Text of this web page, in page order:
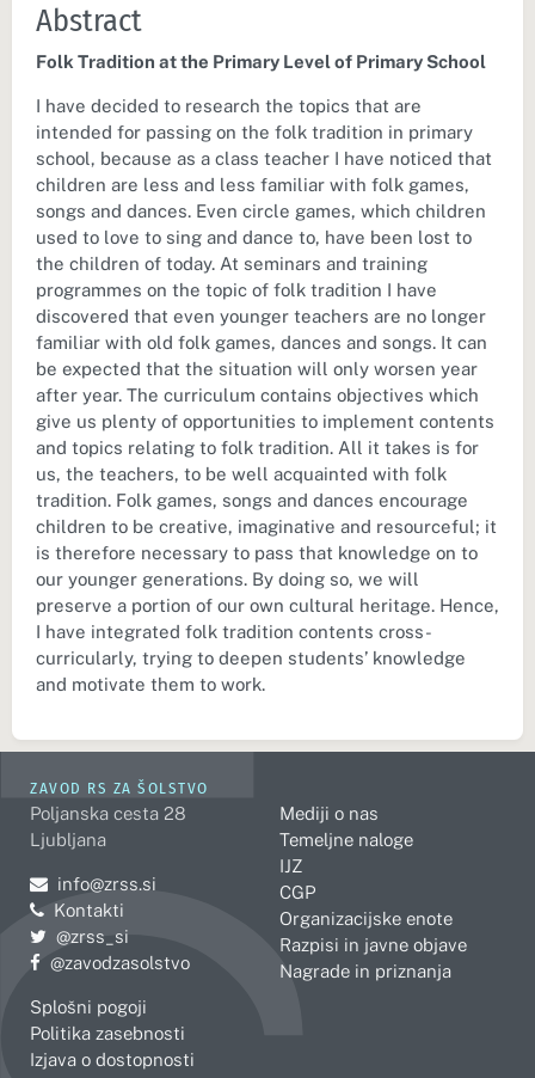
Abstract
Folk Tradition at the Primary Level of Primary School
I have decided to research the topics that are
intended for passing on the folk tradition in primary
school, because as a class teacher I have noticed that
children are less and less familiar with folk games,
songs and dances. Even circle games, which children
used to love to sing and dance to, have been lost to
the children of today. At seminars and training
programmes on the topic of folk tradition I have
discovered that even younger teachers are no longer
familiar with old folk games, dances and songs. It can
be expected that the situation will only worsen year
after year. The curriculum contains objectives which
give us plenty of opportunities to implement contents
and topics relating to folk tradition. All it takes is for
us, the teachers, to be well acquainted with folk
tradition. Folk games, songs and dances encourage
children to be creative, imaginative and resourceful; it
is therefore necessary to pass that knowledge on to
our younger generations. By doing so, we will
preserve a portion of our own cultural heritage. Hence,
I have integrated folk tradition contents cross-
curricularly, trying to deepen students’ knowledge
and motivate them to work.
ZAVOD RS ZA ŠOLSTVO
Poljanska cesta 28
Ljubljana
Pošljite e-mail na
info@zrss.si
Kontakti
Pojdite na Twitter:
@zrss_si
Pojdite na Facebook:
@zavodzasolstvo
Splošni pogoji
Politika zasebnosti
Izjava o dostopnosti
Mediji o nas
Temeljne naloge
IJZ
CGP
Organizacijske enote
Razpisi in javne objave
Nagrade in priznanja